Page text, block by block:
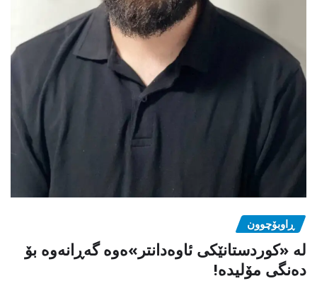
ڕاوبۆچوون
لە «کوردستانێکی ئاوەدانتر»ەوە گەڕانەوە بۆ
دەنگی مۆلیدە!